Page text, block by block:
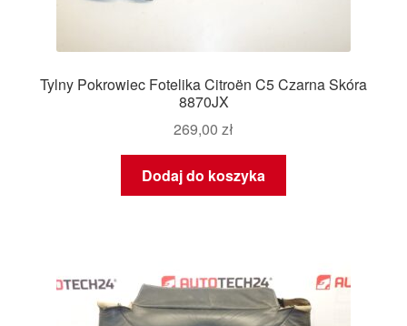
Tylny Pokrowiec Fotelika Citroën C5 Czarna Skóra
8870JX
269,00 zł
Dodaj do koszyka